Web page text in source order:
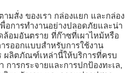
มสั่ง ของเรา กล่องแยก และกล่อง
อการทํางานอย่างปลอดภัยและน่า
ล้อมอันตราย ที่ก๊าซที่เผาไหม้หรือ
รออกแบบสําหรับการใช้งาน
ผลิตภัณฑ์เหล่านี้ให้บริการที่ครบ
การกระจายและการปกป้องทะเล,